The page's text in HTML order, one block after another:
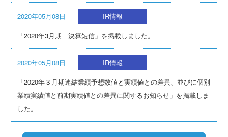
2020年05月08日
IR情報
「2020年3月期 決算短信」を掲載しました。
2020年05月08日
IR情報
「2020年３月期連結業績予想数値と実績値との差異、並びに個別
業績実績値と前期実績値との差異に関するお知らせ」を掲載しま
した。